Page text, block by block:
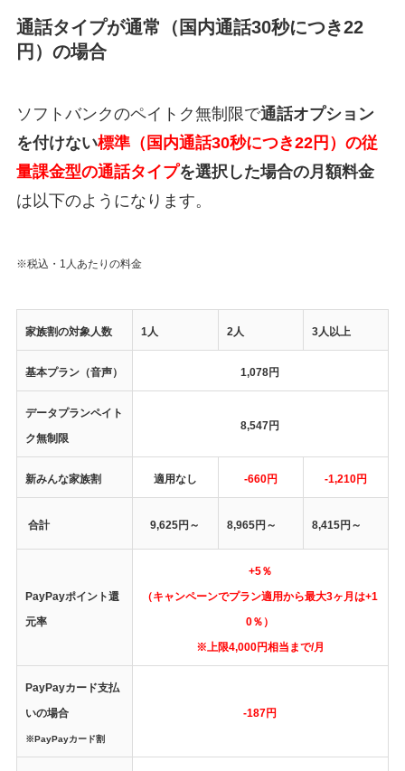
通話タイプが通常（国内通話30秒につき22
円）の場合
ソフトバンクのペイトク無制限で通話オプション
を付けない標準（国内通話30秒につき22円）の従
量課金型の通話タイプを選択した場合の月額料金
は以下のようになります。
※税込・1人あたりの料金
家族割の対象人数 1人 2人 3人以上
基本プラン（音声） 1,078円
データプランペイト
ク無制限
8,547円
新みんな家族割 適用なし -660円 -1,210円
合計 9,625円～ 8,965円 ～ 8,415円 ～
PayPayポイント還
元率
+5％
（キャンペーンでプラン適用から最大3ヶ月は+1
0％）
※上限4,000円相当まで/月
PayPayカード支払
いの場合
※PayPayカード割
-187円